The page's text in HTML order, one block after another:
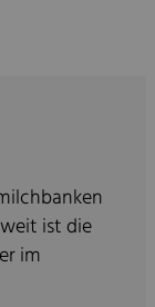
ist die
im